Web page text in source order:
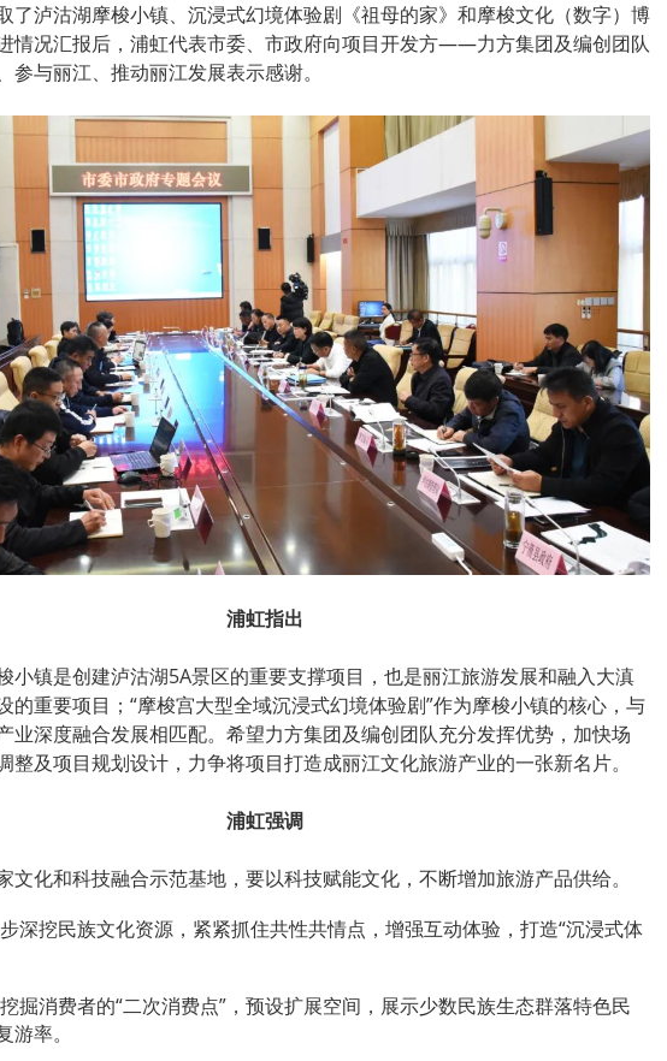
了泸沽湖摩梭小镇、沉浸式幻境体验剧《祖母的家》和摩梭文化（数字）博
情况汇报后，浦虹代表市委、市政府向项目开发方——力方集团及编创团队
参与丽江、推动丽江发展表示感谢。
浦虹指出
小镇是创建泸沽湖5A景区的重要支撑项目，也是丽江旅游发展和融入大滇
的重要项目；“摩梭宫大型全域沉浸式幻境体验剧”作为摩梭小镇的核心，与
业深度融合发展相匹配。希望力方集团及编创团队充分发挥优势，加快场
整及项目规划设计，力争将项目打造成丽江文化旅游产业的一张新名片。
浦虹强调
文化和科技融合示范基地，要以科技赋能文化，不断增加旅游产品供给。
深挖民族文化资源，紧紧抓住共性共情点，增强互动体验，打造“沉浸式体
掘消费者的“二次消费点”，预设扩展空间，展示少数民族生态群落特色民
率。